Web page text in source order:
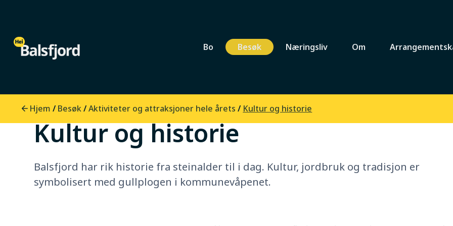
Bo Besøk Næringsliv Om
Hjem / Besøk/Aktiviteter og attraksjoner hele årets / Kultur og historie
Kultur og historie
Balsfjord har rik historie fra steinalder til i dag. Kultur, jordbruk og tradisjon er
symbolisert med gullplogen i kommunevåpenet.